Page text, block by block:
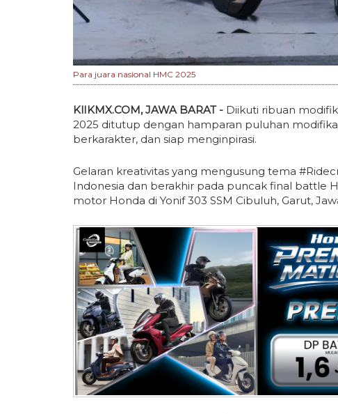
Para juara nasional HMC 2025
KlIKMX.COM, JAWA BARAT - Diikuti ribuan
2025 ditutup dengan hamparan puluhan
berkarakter, dan siap menginpirasi.
Gelaran kreativitas yang mengusung tema
Indonesia dan berakhir pada puncak final battle
motor Honda di Yonif 303 SSM Cibuluh, Garut,